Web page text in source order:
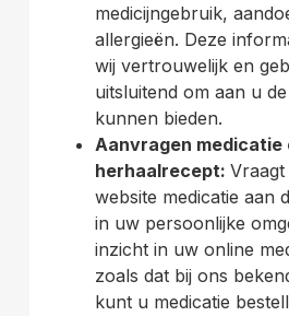
medicijngebruik,
allergieën. Deze
wij vertrouwelijk en
uitsluitend om aan u
kunnen bieden.
Aanvragen medicatie
herhaalrecept:
website medicatie aan
in uw persoonlijke
inzicht in uw online
zoals dat bij ons
kunt u medicatie